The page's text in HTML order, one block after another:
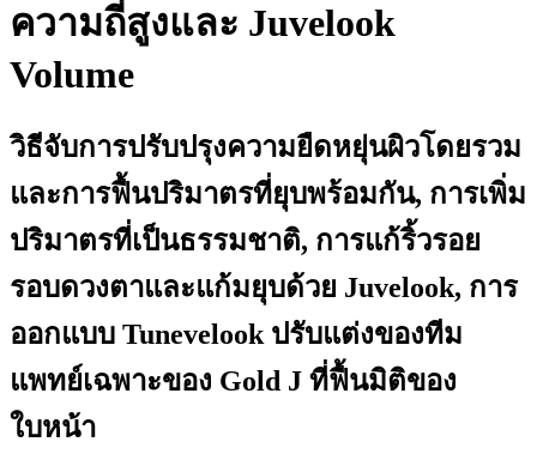
ความถี่สูงและ Juvelook
Volume
วิธีจับการปรับปรุงความยืดหยุ่นผิวโดยรวม
และการฟื้นปริมาตรที่ยุบพร้อมกัน, การเพิ่ม
ปริมาตรที่เป็นธรรมชาติ, การแก้ริ้วรอย
รอบดวงตาและแก้มยุบด้วย Juvelook, การ
ออกแบบ Tunevelook ปรับแต่งของทีม
แพทย์เฉพาะของ Gold J ที่ฟื้นมิติของ
ใบหน้า